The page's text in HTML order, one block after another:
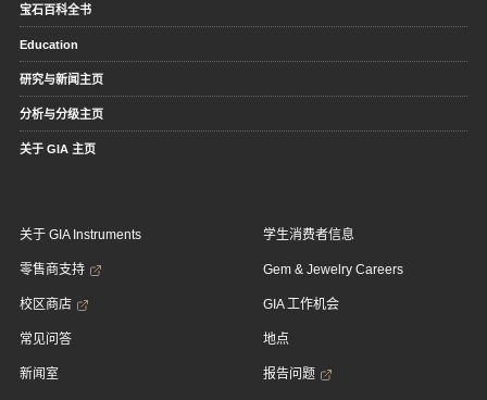
宝石百科全书
Education
研究与新闻主页
分析与分级主页
关于 GIA 主页
关于 GIA Instruments
零售商支持
校区商店
常见问答
新闻室
学生消费者信息
Gem & Jewelry Careers
GIA 工作机会
地点
报告问题